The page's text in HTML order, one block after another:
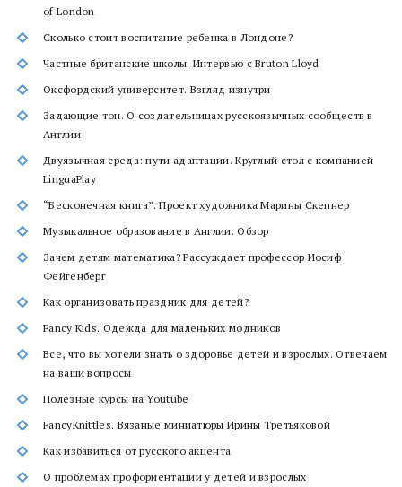
of London
Сколько стоит воспитание ребенка в Лондоне?
Частные британские школы. Интервью с Bruton Lloyd
Оксфордский университет. Взгляд изнутри
Задающие тон. О создательницах русскоязычных сообществ в
Англии
Двуязычная среда: пути адаптации. Круглый стол с компанией
LinguaPlay
“Бесконечная книга”. Проект художника Марины Скепнер
Музыкальное образование в Англии. Обзор
Зачем детям математика? Рассуждает профессор Иосиф
Фейгенберг
Как организовать праздник для детей?
Fancy Kids. Одежда для маленьких модников
Все, что вы хотели знать о здоровье детей и взрослых. Отвечаем
на ваши вопросы
Полезные курсы на Youtube
FancyKnittles. Вязаные миниатюры Ирины Третьяковой
Как избавиться от русского акцента
О проблемах профориентации у детей и взрослых